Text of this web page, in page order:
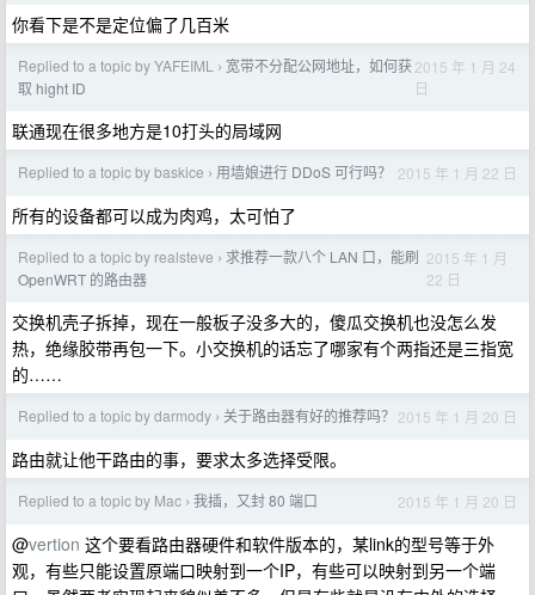
你看下是不是定位偏了几百米
Replied to a topic by YAFEIML › 宽带不分配公网地址，如何获
取 hight ID
2015 年 1 月 24
日
联通现在很多地方是10打头的局域网
Replied to a topic by baskice › 用墙娘进行 DDoS 可行吗？ 2015 年 1 月 22 日
所有的设备都可以成为肉鸡，太可怕了
Replied to a topic by realsteve › 求推荐一款八个 LAN 口，能刷
OpenWRT 的路由器
2015 年 1 月
22 日
交换机壳子拆掉，现在一般板子没多大的，傻瓜交换机也没怎么发
热，绝缘胶带再包一下。小交换机的话忘了哪家有个两指还是三指宽
的……
Replied to a topic by darmody › 关于路由器有好的推荐吗？ 2015 年 1 月 20 日
路由就让他干路由的事，要求太多选择受限。
Replied to a topic by Mac › 我插，又封 80 端口 2015 年 1 月 20 日
@vertion 这个要看路由器硬件和软件版本的，某link的型号等于外
观，有些只能设置原端口映射到一个IP，有些可以映射到另一个端